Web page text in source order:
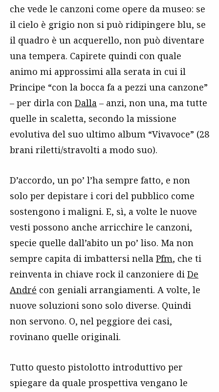
che vede le canzoni come opere da museo: se
il cielo è grigio non si può ridipingere blu, se
il quadro è un acquerello, non può diventare
una tempera. Capirete quindi con quale
animo mi approssimi alla serata in cui il
Principe “con la bocca fa a pezzi una canzone”
– per dirla con Dalla – anzi, non una, ma tutte
quelle in scaletta, secondo la missione
evolutiva del suo ultimo album “Vivavoce” (28
brani riletti/stravolti a modo suo).
D’accordo, un po’ l’ha sempre fatto, e non
solo per depistare i cori del pubblico come
sostengono i maligni. E, sì, a volte le nuove
vesti possono anche arricchire le canzoni,
specie quelle dall’abito un po’ liso. Ma non
sempre capita di imbattersi nella Pfm, che ti
reinventa in chiave rock il canzoniere di De
André con geniali arrangiamenti. A volte, le
nuove soluzioni sono solo diverse. Quindi
non servono. O, nel peggiore dei casi,
rovinano quelle originali.
Tutto questo pistolotto introduttivo per
spiegare da quale prospettiva vengano le